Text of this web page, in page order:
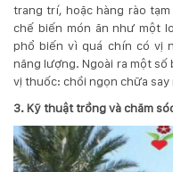
trang trí, hoặc hàng rào
chế biến món ăn như một
phổ biến vì quá chín có vị
năng lượng. Ngoài ra một
vị thuốc: chồi ngọn chữa
3. Kỹ thuật trồng và chăm